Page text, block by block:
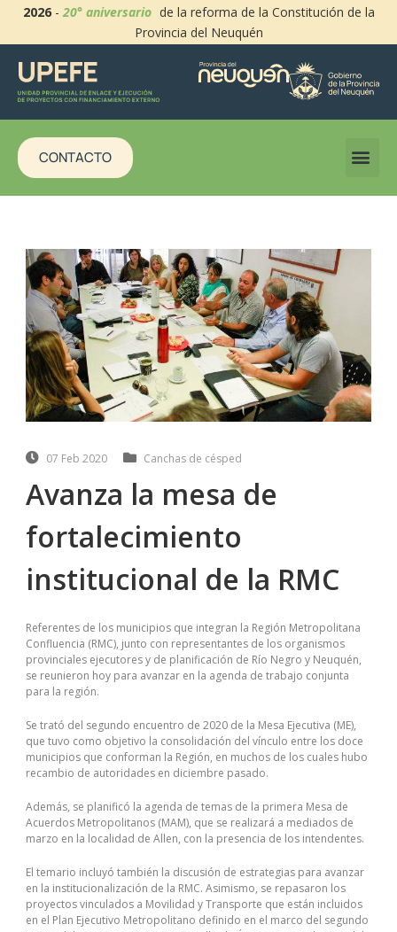
2026-20° aniversario de la reforma de la Constitución de la
Provincia del Neuquén
CONTACTO
07 Feb 2020 Canchas de césped
Avanza la mesa de
fortalecimiento
institucional de la RMC
Referentes de los municipios que integran la Región Metropolitana
Confluencia (RMC), junto con representantes de los organismos
provinciales ejecutores y de planificación de Río Negro y Neuquén,
se reunieron hoy para avanzar en la agenda de trabajo conjunta
para la región.
Se trató del segundo encuentro de 2020 de la Mesa Ejecutiva (ME),
que tuvo como objetivo la consolidación del vínculo entre los doce
municipios que conforman la Región, en muchos de los cuales hubo
recambio de autoridades en diciembre pasado.
Además, se planificó la agenda de temas de la primera Mesa de
Acuerdos Metropolitanos (MAM), que se realizará a mediados de
marzo en la localidad de Allen, con la presencia de los intendentes.
El temario incluyó también la discusión de estrategias para avanzar
en la institucionalización de la RMC. Asimismo, se repasaron los
proyectos vinculados a Movilidad y Transporte que están incluidos
en el Plan Ejecutivo Metropolitano definido en el marco del segundo